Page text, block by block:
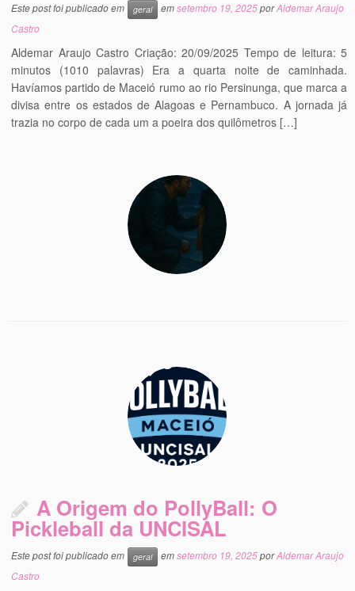
Este post foi publicado em geral emsetembro 19, 2025porAldemar Araujo
Castro
Aldemar Araujo Castro Criação: 20/09/2025 Tempo de leitura: 5
minutos (1010 palavras) Era a quarta noite de caminhada.
Havíamos partido de Maceió rumo ao rio Persinunga, que marca a
divisa entre os estados de Alagoas e Pernambuco. A jornada já
trazia no corpo de cada um a poeira dos quilômetros […]
A Origem do PollyBall: O
Pickleball da UNCISAL
Este post foi publicado em geral emsetembro 19, 2025porAldemar Araujo
Castro